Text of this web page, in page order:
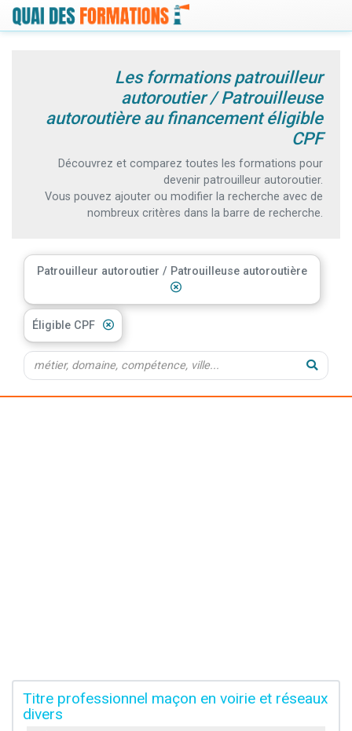
Les formations patrouilleur
autoroutier / Patrouilleuse
autoroutière au financement éligible
CPF
Découvrez et comparez toutes les formations pour
devenir patrouilleur autoroutier.
Vous pouvez ajouter ou modifier la recherche avec de
nombreux critères dans la barre de recherche.
Patrouilleur autoroutier / Patrouilleuse autoroutière
Éligible CPF
Titre professionnel maçon en voirie et réseaux
divers